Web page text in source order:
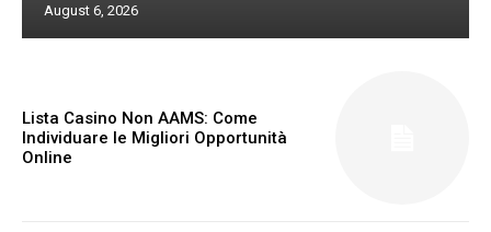
August 6, 2026
Lista Casino Non AAMS: Come
Individuare le Migliori Opportunità
Online